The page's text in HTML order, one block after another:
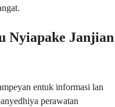
Nyiapake Janjian
entuk informasi lan
perawatan